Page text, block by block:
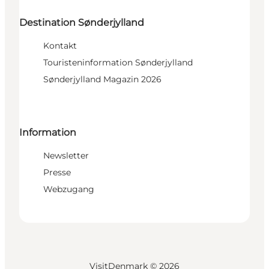
Destination Sønderjylland
Kontakt
Touristeninformation Sønderjylland
Sønderjylland Magazin 2026
Information
Newsletter
Presse
Webzugang
VisitDenmark © 2026